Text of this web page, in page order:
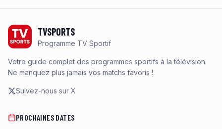
TVSPORTS
Programme TV Sportif
Votre guide complet des programmes sportifs à la télévision.
Ne manquez plus jamais vos matchs favoris !
Suivez-nous sur X
PROCHAINES DATES